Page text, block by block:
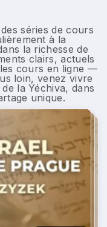
séries de cours
à la
la richesse de
clairs, actuels
cours en ligne —
loin, venez vivre
la Yéchiva, dans
unique.